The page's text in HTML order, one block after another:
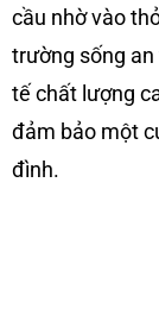
cầu nhờ vào
trường sống
tế chất lượng
đảm bảo một
đình.